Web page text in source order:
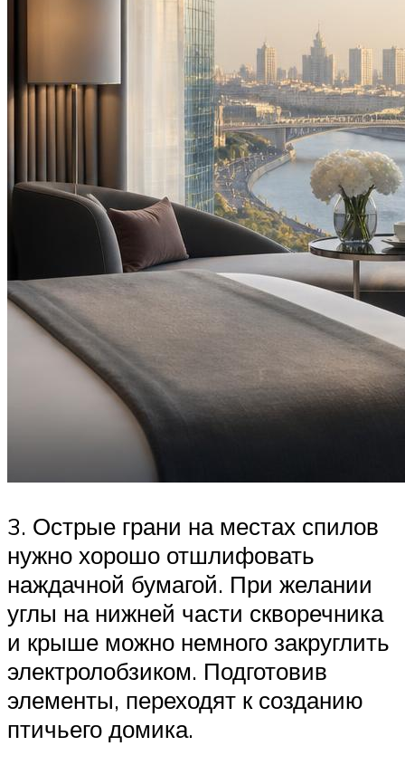
3. Острые грани на местах спилов
нужно хорошо отшлифовать
наждачной бумагой. При желании
углы на нижней части скворечника
и крыше можно немного закруглить
электролобзиком. Подготовив
элементы, переходят к созданию
птичьего домика.